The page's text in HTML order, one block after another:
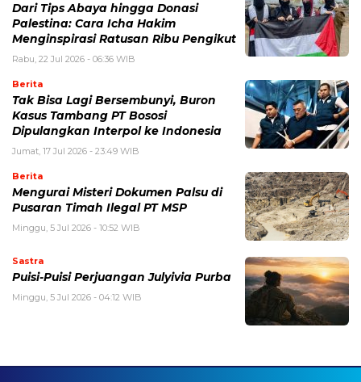
Dari Tips Abaya hingga Donasi
Palestina: Cara Icha Hakim
Menginspirasi Ratusan Ribu Pengikut
Rabu, 22 Jul 2026 - 06:36 WIB
Berita
Tak Bisa Lagi Bersembunyi, Buron
Kasus Tambang PT Bososi
Dipulangkan Interpol ke Indonesia
Jumat, 17 Jul 2026 - 23:49 WIB
Berita
Mengurai Misteri Dokumen Palsu di
Pusaran Timah Ilegal PT MSP
Minggu, 5 Jul 2026 - 10:52 WIB
Sastra
Puisi-Puisi Perjuangan Julyivia Purba
Minggu, 5 Jul 2026 - 04:12 WIB